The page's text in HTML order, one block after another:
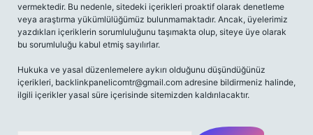
vermektedir. Bu nedenle, sitedeki içerikleri proaktif olarak denetleme
veya araştırma yükümlülüğümüz bulunmamaktadır. Ancak, üyelerimiz
yazdıkları içeriklerin sorumluluğunu taşımakta olup, siteye üye olarak
bu sorumluluğu kabul etmiş sayılırlar.
Hukuka ve yasal düzenlemelere aykırı olduğunu düşündüğünüz
içerikleri, backlinkpanelicomtr@gmail.com adresine bildirmeniz halinde,
ilgili içerikler yasal süre içerisinde sitemizden kaldırılacaktır.